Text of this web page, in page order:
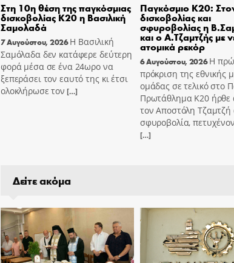
Στη 10η θέση της παγκόσμιας
δισκοβολίας Κ20 η Βασιλική
Σαμολαδά
7 Αυγούστου, 2026Η Βασιλική
Σαμόλαδα δεν κατάφερε δεύτερη
φορά μέσα σε ένα 24ωρο να
ξεπεράσει τον εαυτό της κι έτσι
ολοκλήρωσε τον […]
Παγκόσμιο Κ20:
δισκοβολίας και
σφυροβολίας η
και ο Α.Τζαμτζής με
ατομικά ρεκόρ
6 Αυγούστου, 2026 Η
πρόκριση της εθνικής
ομάδας σε τελικό στο
Πρωτάθλημα Κ20 ήρθε
τον Αποστόλη Τζαμτζή
σφυροβολία,
[…]
Δείτε ακόμα